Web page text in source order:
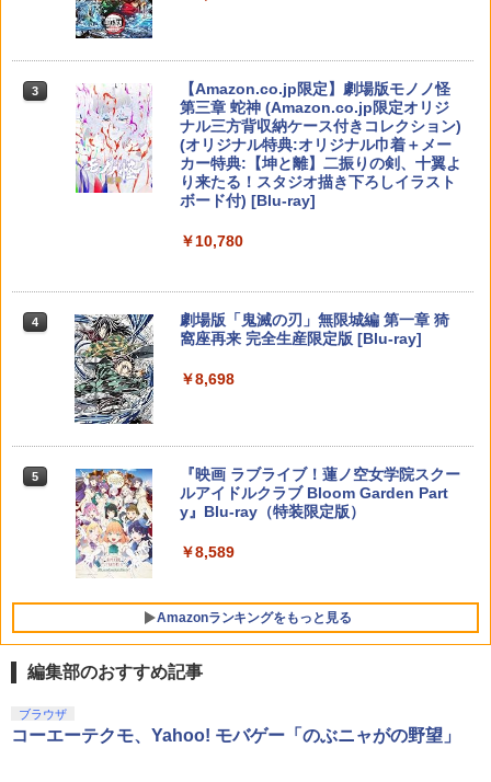
￥9,660
任天堂 ［Switch2］ Nintendo Switch2
Proコントローラー スイッチ2 プロコン
【特典】KINGDOM HEARTS Collectio
入特典】キーブレード「LONG NIGHT
￥9,900
3
￥8,228
【特典】EA SPORTS FC 27 PS5版
(【先着購入封入特典】DLC 武器「ド
￥8,415
￥330
【中古】ONE PIECE 海賊無双4
￥1,981
Switch2 ケース 即納 パステルカラー か
チ スイッチツー ニンテンドー カバー ポ
￥2,100
￥8,030
ゴールデンカムイ 第十五巻(初回限定版)
【Blu-ray】 [ 野田サトル ]
￥8,408
5
舞台「忍たま乱太郎」～みんなニコニ
コ、はい、どうぞ!の段～【Blu-ray】 [
早川維織 ]
￥8,580
3 Nintendo Switch 2(日本語・国内専用)
￥55,491
ニンテンドープリペイド番号 9000円|オ
ンラインコード版
￥9,000
ニンテンドープリペイド番号 5000円|オ
ンラインコード版
3
【純正品】ディスクドライブ(CFI-ZDD1
J) PlayStation 5
￥11,849
トローラー ミッドナイト ブラック(CFI-
【純正品】DualSense ワイヤレスコン
￥10,737
3
￥8,020
【純正品】Xbox 充電式バッテリー + US
B-C ケーブル
￥2,618
【国内正規品】Thrustmaster スラスト
S5、PS5 Pro、Xbox One、Xbox Serie
￥14,141
3
【Amazon.co.jp限定】劇場版モノノ怪
第三章 蛇神 (Amazon.co.jp限定オリジ
ナル三方背収納ケース付きコレクション)
(オリジナル特典:オリジナル巾着＋メー
カー特典:【坤と離】二振りの剣、十翼よ
り来たる！スタジオ描き下ろしイラスト
ボード付) [Blu-ray]
￥10,780
4
劇場版「鬼滅の刃」無限城編 第一章 猗
窩座再来 完全生産限定版 [Blu-ray]
￥8,698
5
『映画 ラブライブ！蓮ノ空女学院スクー
ルアイドルクラブ Bloom Garden Part
y』Blu-ray（特装限定版）
￥8,589
Amazonランキングをもっと見る
編集部のおすすめ記事
ブラウザ
コーエーテクモ、Yahoo! モバゲー「のぶニャがの野望」